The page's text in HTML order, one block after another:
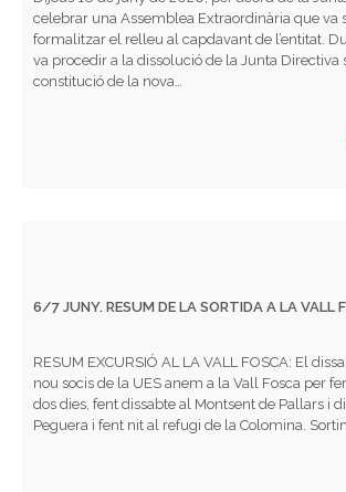
celebrar una Assemblea Extraordinària que va
formalitzar el relleu al capdavant de l’entitat.
va procedir a la dissolució de la Junta Directiva
constitució de la nova…
6/7 JUNY. RESUM DE LA SORTIDA A LA VALL
RESUM EXCURSIÓ AL LA VALL FOSCA: El
nou socis de la UES anem a la Vall Fosca per
dos dies, fent dissabte al Montsent de Pallars i
Peguera i fent nit al refugi de la Colomina.